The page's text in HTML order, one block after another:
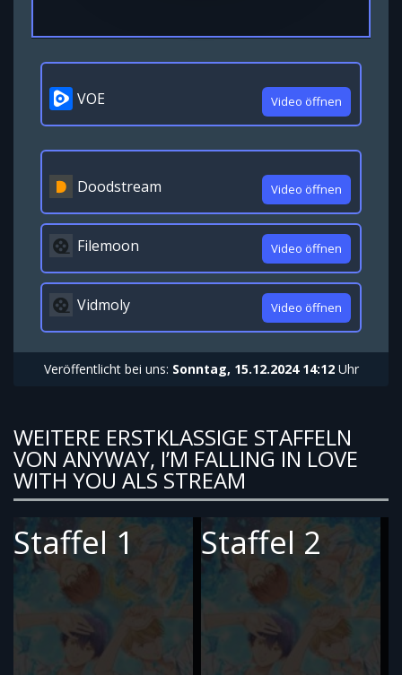
VOE Video öffnen
Doodstream Video öffnen
Filemoon Video öffnen
Vidmoly Video öffnen
Veröffentlicht bei uns: Sonntag, 15.12.2024 14:12Uhr
WEITERE ERSTKLASSIGE STAFFELN
VON ANYWAY, I’M FALLING IN LOVE
WITH YOU ALS STREAM
Staffel 1 Staffel 2